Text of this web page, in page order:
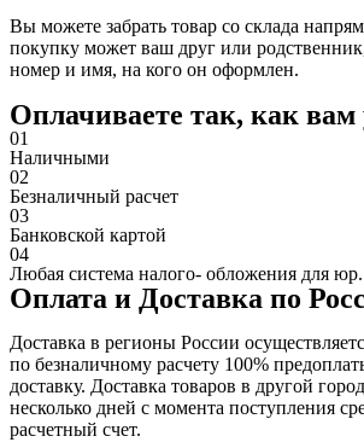
Вы можете забрать товар со склада
покупку может ваш друг или
номер и имя, на кого он оформлен.
Оплачиваете так, как вам
01
Наличными
02
Безналичный расчет
03
Банковской картой
04
Любая система налого- обложения для
Оплата и Доставка по
Доставка в регионы России
по безналичному расчету 100%
доставку. Доставка товаров в другой
несколько дней с момента поступления
расчетный счет.